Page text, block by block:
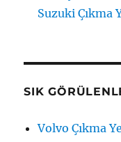
Suzuki Çıkma
SIK
Volvo Çıkma